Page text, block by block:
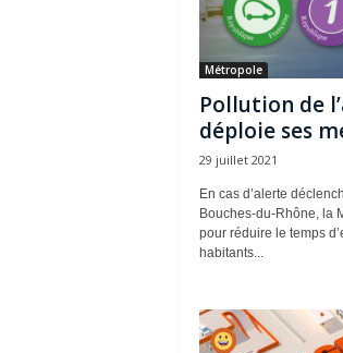
Métropole
Pollution de
déploie ses
29 juillet 2021
En cas d’alerte
Bouches-du-Rhône, la
pour réduire le temps
habitants...